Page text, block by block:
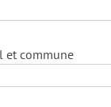
et commune